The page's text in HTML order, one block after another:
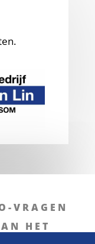
VRAGEN
HET